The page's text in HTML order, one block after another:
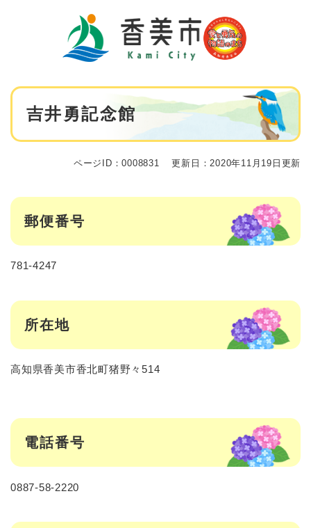
本
吉井勇記念館
ページID：0008831 更新日：2020年11月19日更新
郵便番号
781-4247
所在地
高知県香美市香北町猪野々514
電話番号
0887-58-2220